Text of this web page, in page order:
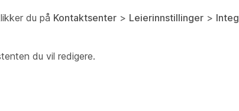
du på Kontaktsenter > Leierinnstillinger >
du vil redigere.